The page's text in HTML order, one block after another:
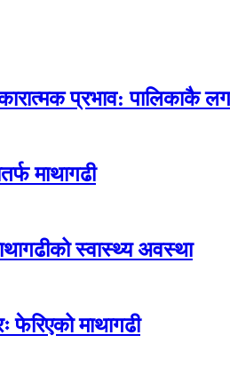
प्रभाव: पालिकाकै
माथागढी
स्वास्थ्य अवस्था
फेरिएको माथागढी